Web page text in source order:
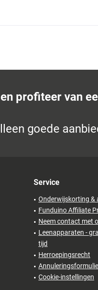
profiteer van
goede
Service
Onderwijskorting &
Funduino Affiliate
Neem contact met
Leenapparaten -
tijd
Herroepingsrecht
Cookie-instellingen